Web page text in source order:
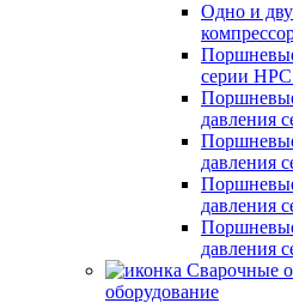
Одно и
серии
давления
давления
давления
давления
оборудование